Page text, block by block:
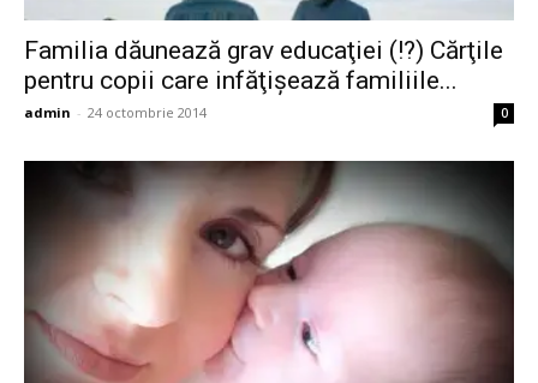
Familia dăunează grav educaţiei (!?) Cărţile
pentru copii care infăţişează familiile...
admin - 24 octombrie 2014 0